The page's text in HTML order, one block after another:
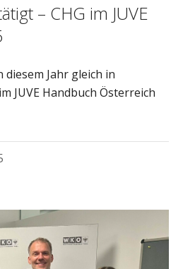
– CHG im JUVE
diesem Jahr gleich in
JUVE Handbuch Österreich